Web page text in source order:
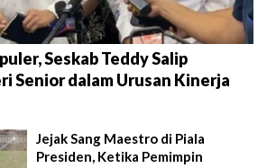
Seskab Teddy Salip
Senior dalam Urusan Kinerja
Jejak Sang Maestro di Piala
Presiden, Ketika Pemimpin